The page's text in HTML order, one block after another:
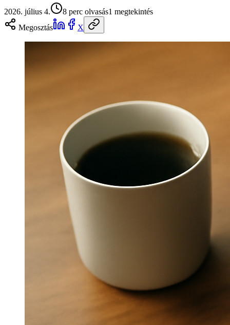
2026. július 4. 8 perc olvasás1 megtekintés
Megosztás
X